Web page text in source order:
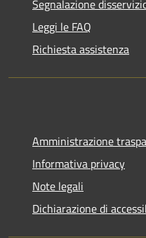
Segnalazione
Leggi le FAQ
Richiesta assistenza
Amministrazione
Informativa privacy
Note legali
Dichiarazione di